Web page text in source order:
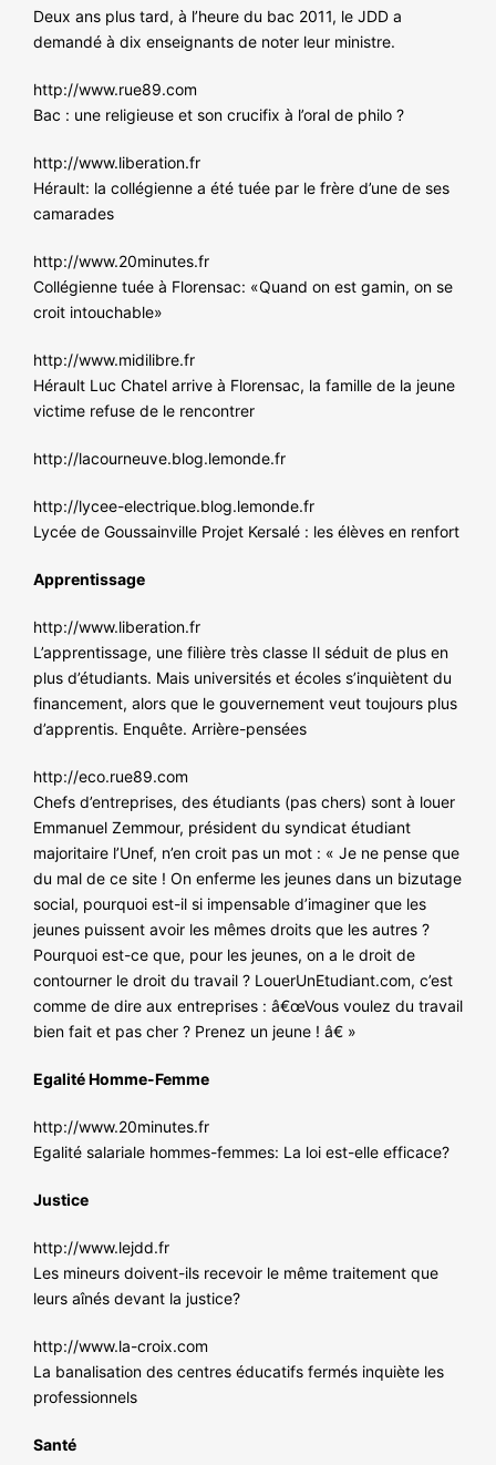
Deux ans plus tard, à l’heure du bac 2011, le JDD a
demandé à dix enseignants de noter leur ministre.
http://www.rue89.com
Bac : une religieuse et son crucifix à l’oral de philo ?
http://www.liberation.fr
Hérault: la collégienne a été tuée par le frère d’une de ses
camarades
http://www.20minutes.fr
Collégienne tuée à Florensac: «Quand on est gamin, on se
croit intouchable»
http://www.midilibre.fr
Hérault Luc Chatel arrive à Florensac, la famille de la jeune
victime refuse de le rencontrer
http://lacourneuve.blog.lemonde.fr
http://lycee-electrique.blog.lemonde.fr
Lycée de Goussainville Projet Kersalé : les élèves en renfort
Apprentissage
http://www.liberation.fr
L’apprentissage, une filière très classe Il séduit de plus en
plus d’étudiants. Mais universités et écoles s’inquiètent du
financement, alors que le gouvernement veut toujours plus
d’apprentis. Enquête. Arrière-pensées
http://eco.rue89.com
Chefs d’entreprises, des étudiants (pas chers) sont à louer
Emmanuel Zemmour, président du syndicat étudiant
majoritaire l’Unef, n’en croit pas un mot : « Je ne pense que
du mal de ce site ! On enferme les jeunes dans un bizutage
social, pourquoi est-il si impensable d’imaginer que les
jeunes puissent avoir les mêmes droits que les autres ?
Pourquoi est-ce que, pour les jeunes, on a le droit de
contourner le droit du travail ? LouerUnEtudiant.com, c’est
comme de dire aux entreprises : â€œVous voulez du travail
bien fait et pas cher ? Prenez un jeune ! â€ »
Egalité Homme-Femme
http://www.20minutes.fr
Egalité salariale hommes-femmes: La loi est-elle efficace?
Justice
http://www.lejdd.fr
Les mineurs doivent-ils recevoir le même traitement que
leurs aînés devant la justice?
http://www.la-croix.com
La banalisation des centres éducatifs fermés inquiète les
professionnels
Santé